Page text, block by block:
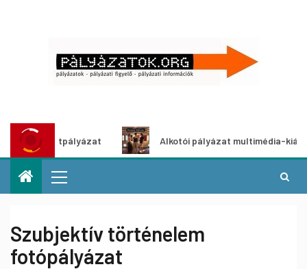
ötletpályázat Alkotói pályázat multimédia-kiállításhoz
Szubjektív történelem
fotópályázat